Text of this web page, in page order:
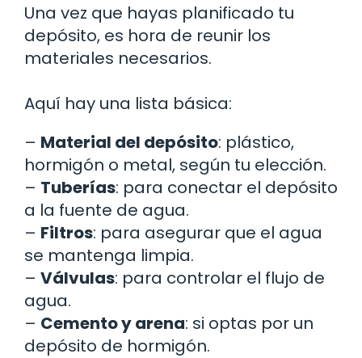
Una vez que hayas planificado tu
depósito, es hora de reunir los
materiales necesarios.
Aquí hay una lista básica:
– Material del depósito: plástico,
hormigón o metal, según tu elección.
– Tuberías: para conectar el depósito
a la fuente de agua.
– Filtros: para asegurar que el agua
se mantenga limpia.
– Válvulas: para controlar el flujo de
agua.
– Cemento y arena: si optas por un
depósito de hormigón.